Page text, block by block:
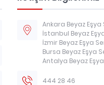
Ankara Beyaz Eşya
İstanbul Beyaz
İzmir Beyaz Eşya
Bursa Beyaz Eşya
Antalya Beyaz
444 28 46